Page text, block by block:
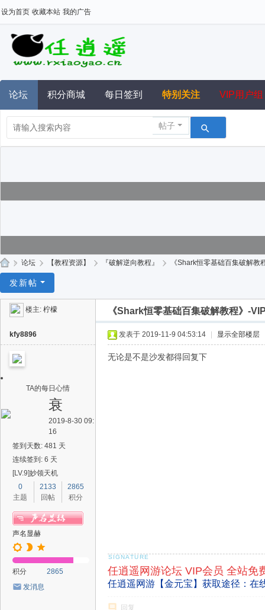
设为首页 收藏本站 我的广告
论坛 积分商城 每日签到 特别关注 VIP用户组
帖子
逍
» 论坛 › 【教程资源】 › 『破解逆向教程』 › 《Shark恒零基础百集破解教
发新帖
楼主: 柠檬 《Shark恒零基础百集破解教程》-
kfy8896
TA的每日心情
衰
2019-8-30 09:
16
签到天数: 481 天
连续签到: 6 天
[LV.9]妙领天机
0
主题
2133
回帖
2865
积分
声名显赫
积分
2865
发消息
发表于 2019-11-9 04:53:14 显示全部楼层
无论是不是沙发都得回复下
任逍遥网游论坛 VIP会员 全站免
任逍遥网游【金元宝】获取途径：在
回复